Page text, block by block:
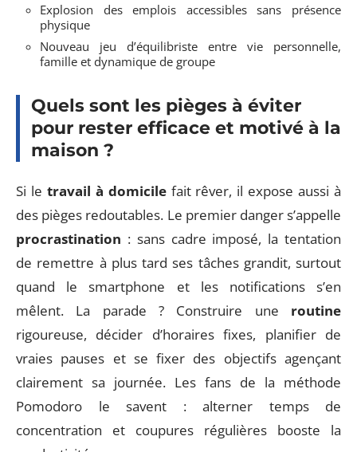
Explosion des emplois accessibles sans présence
physique
Nouveau jeu d’équilibriste entre vie personnelle,
famille et dynamique de groupe
Quels sont les pièges à éviter
pour rester efficace et motivé à la
maison ?
Si le travail à domicilefait rêver, il expose aussi à
des pièges redoutables. Le premier danger s’appelle
procrastination : sans cadre imposé, la tentation
de remettre à plus tard ses tâches grandit, surtout
quand le smartphone et les notifications s’en
mêlent. La parade ? Construire une routine
rigoureuse, décider d’horaires fixes, planifier de
vraies pauses et se fixer des objectifs agençant
clairement sa journée. Les fans de la méthode
Pomodoro le savent : alterner temps de
concentration et coupures régulières booste la